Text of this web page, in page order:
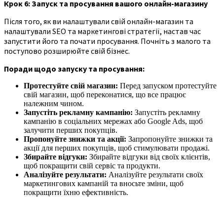
Крок 6: Запуск та просування вашого онлайн-магазину
Після того, як ви налаштували свій онлайн-магазин та
налаштували SEO та маркетингові стратегії, настав час
запустити його та почати просування. Почніть з малого та
поступово розширюйте свій бізнес.
Поради щодо запуску та просування:
Протестуйте свій магазин: Перед запуском протестуйте
свій магазин, щоб переконатися, що все працює
належним чином.
Запустіть рекламну кампанію: Запустіть рекламну
кампанію в соціальних мережах або Google Ads, щоб
залучити перших покупців.
Пропонуйте знижки та акції: Запропонуйте знижки та
акції для перших покупців, щоб стимулювати продажі.
Збирайте відгуки: Збирайте відгуки від своїх клієнтів,
щоб покращити свій сервіс та продукти.
Аналізуйте результати: Аналізуйте результати своїх
маркетингових кампаній та вносьте зміни, щоб
покращити їхню ефективність.